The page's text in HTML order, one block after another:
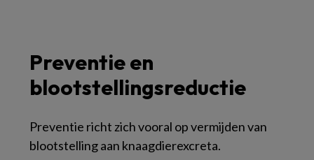
Preventie en
blootstellingsreductie
Preventie richt zich vooral op vermijden van
blootstelling aan knaagdierexcreta.